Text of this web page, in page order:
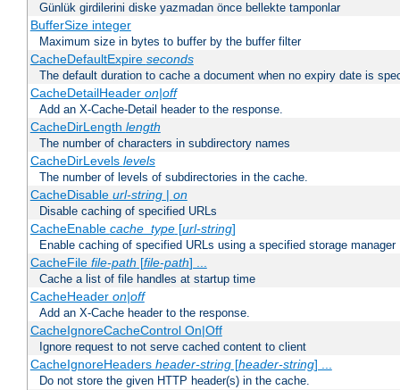
Günlük girdilerini diske yazmadan önce bellekte tamponlar
BufferSize integer
Maximum size in bytes to buffer by the buffer filter
CacheDefaultExpire seconds
The default duration to cache a document when no expiry date is
CacheDetailHeader on|off
Add an X-Cache-Detail header to the response.
CacheDirLength length
The number of characters in subdirectory names
CacheDirLevels levels
The number of levels of subdirectories in the cache.
CacheDisable url-string| on
Disable caching of specified URLs
CacheEnable cache_type[url-string]
Enable caching of specified URLs using a specified storage manager
CacheFile file-path [file-path] ...
Cache a list of file handles at startup time
CacheHeader on|off
Add an X-Cache header to the response.
CacheIgnoreCacheControl On|Off
Ignore request to not serve cached content to client
CacheIgnoreHeaders header-string[header-string] ...
Do not store the given HTTP header(s) in the cache.